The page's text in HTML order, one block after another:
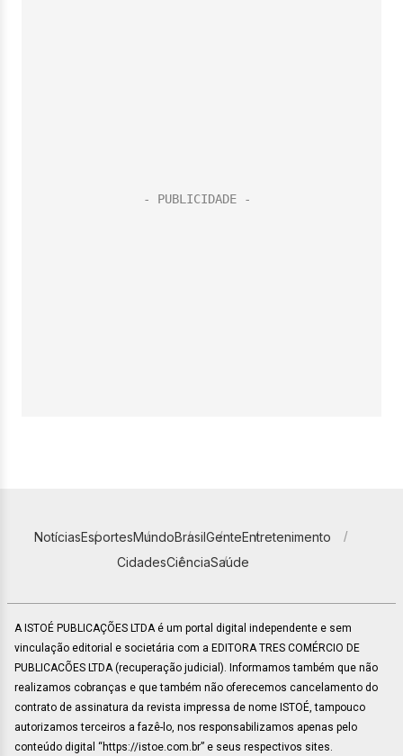
NotíciasEsportesMundoBrasilGenteEntretenimento
CidadesCiênciaSaúde
A ISTOÉ PUBLICAÇÕES LTDA é um portal digital independente e sem
vinculação editorial e societária com a EDITORA TRES COMÉRCIO DE
PUBLICACÕES LTDA (recuperação judicial). Informamos também que não
realizamos cobranças e que também não oferecemos cancelamento do
contrato de assinatura da revista impressa de nome ISTOÉ, tampouco
autorizamos terceiros a fazê-lo, nos responsabilizamos apenas pelo
conteúdo digital “https://istoe.com.br” e seus respectivos sites.